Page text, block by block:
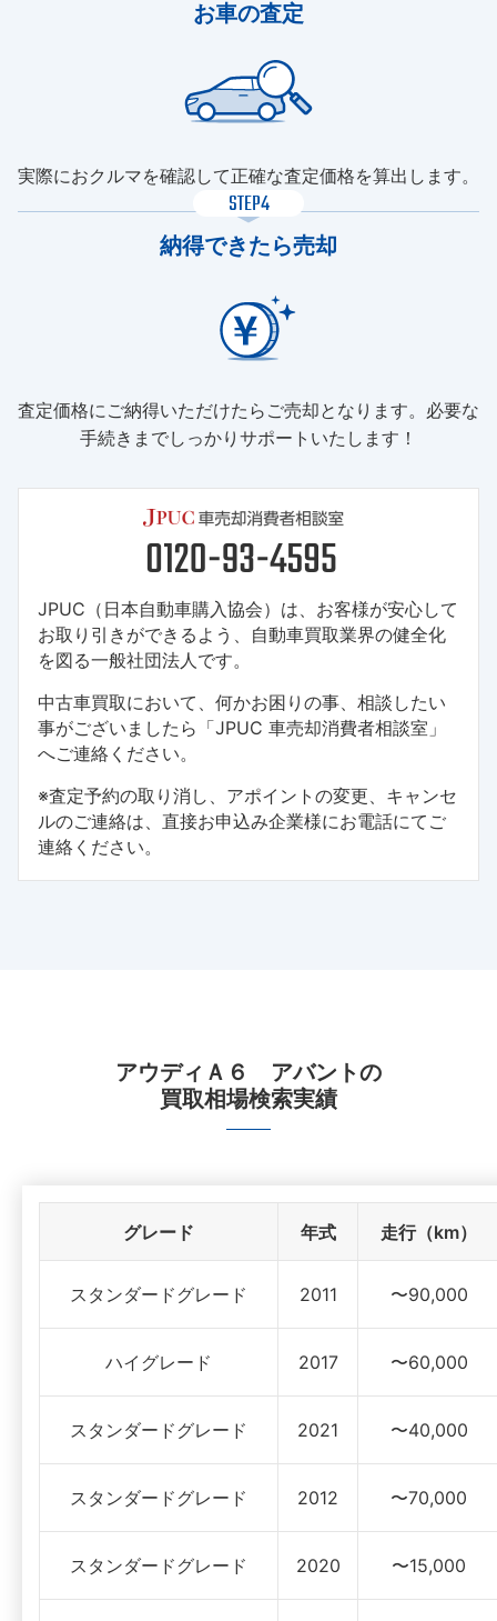
お車の査定
実際におクルマを確認して正確な査定価格を算出します。
STEP4
納得できたら売却
査定価格にご納得いただけたらご売却となります。必要な
手続きまでしっかりサポートいたします！
JPUC（日本自動車購入協会）は、お客様が安心して
お取り引きができるよう、自動車買取業界の健全化
を図る一般社団法人です。
中古車買取において、何かお困りの事、相談したい
事がございましたら「JPUC 車売却消費者相談室」
へご連絡ください。
※査定予約の取り消し、アポイントの変更、キャンセ
ルのご連絡は、直接お申込み企業様にお電話にてご
連絡ください。
アウディＡ６ アバントの
買取相場検索実績
グレード 年式 走行（km）
スタンダードグレード 2011 〜90,000
ハイグレード 2017 〜60,000
スタンダードグレード 2021 〜40,000
スタンダードグレード 2012 〜70,000
スタンダードグレード 2020 〜15,000